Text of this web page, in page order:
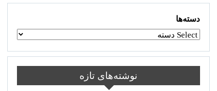
دسته‌ها
نوشته‌های تازه